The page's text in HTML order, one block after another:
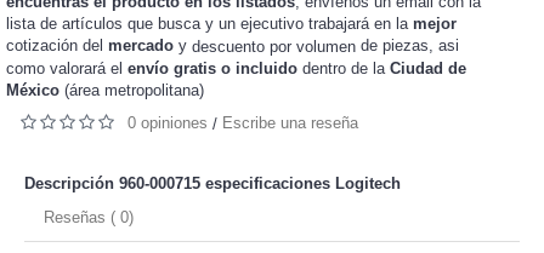
lista de artículos que busca y un ejecutivo trabajará en la mejor
cotización del mercado y descuento por volumen de piezas, asi
como valorará el envío gratis o incluido dentro de la Ciudad de
México (área metropolitana)
0 opiniones / Escribe una reseña
Descripción 960-000715 especificaciones Logitech
Reseñas ( 0)